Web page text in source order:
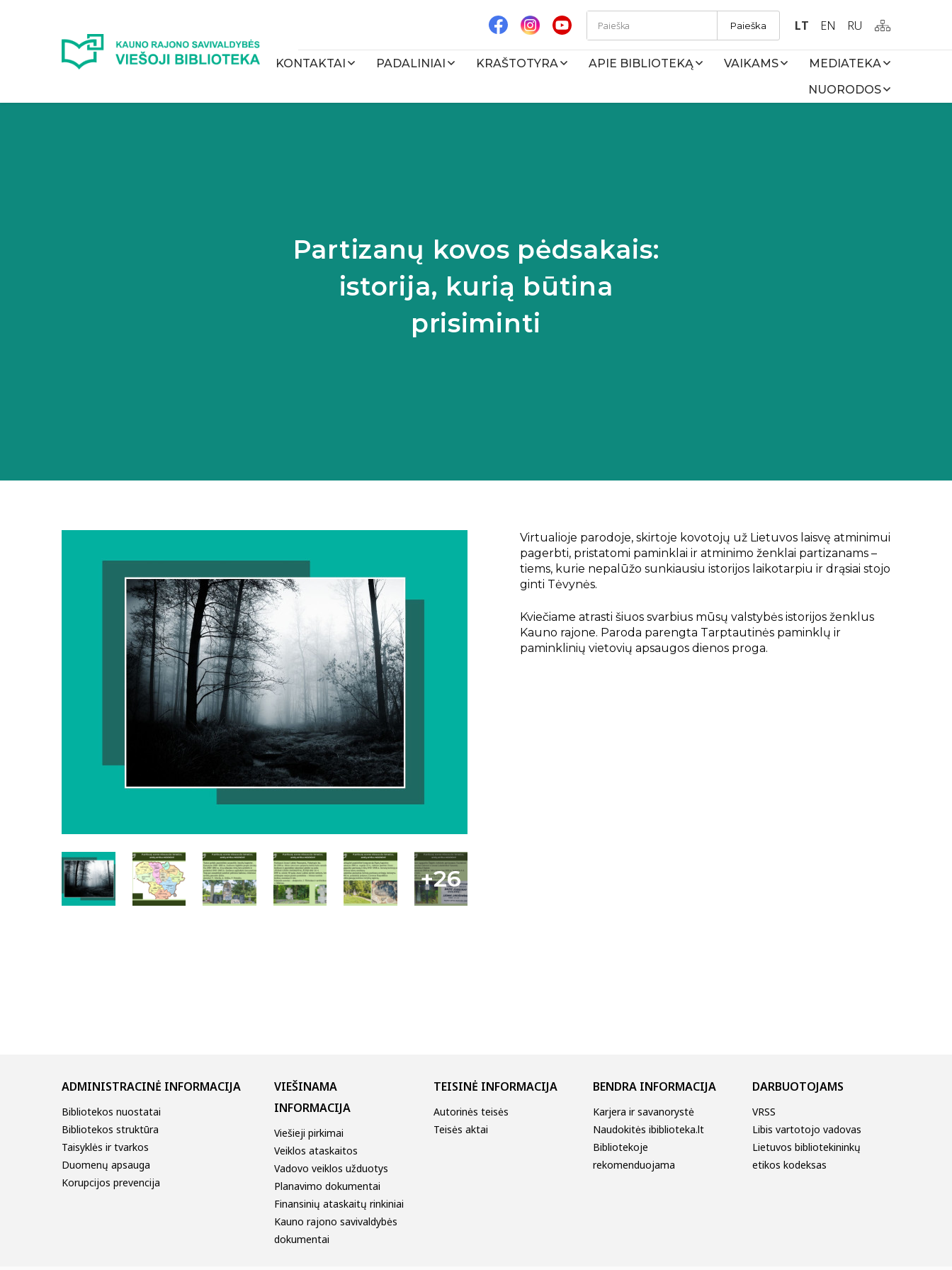
Paieška LT EN RU
KONTAKTAI PADALINIAI KRAŠTOTYRA APIE BIBLIOTEKĄ VAIKAMS
MEDIATEKA
NUORODOS
Partizanų kovos pėdsakais:
istorija, kurią būtina
prisiminti
+26
Virtualioje parodoje, skirtoje kovotojų už Lietuvos laisvę atminimui
pagerbti, pristatomi paminklai ir atminimo ženklai partizanams –
tiems, kurie nepalūžo sunkiausiu istorijos laikotarpiu ir drąsiai stojo
ginti Tėvynės.
Kviečiame atrasti šiuos svarbius mūsų valstybės istorijos ženklus
Kauno rajone. Paroda parengta Tarptautinės paminklų ir
paminklinių vietovių apsaugos dienos proga.
ADMINISTRACINĖ INFORMACIJA
Bibliotekos nuostatai
Bibliotekos struktūra
Taisyklės ir tvarkos
Duomenų apsauga
Korupcijos prevencija
VIEŠINAMA
INFORMACIJA
Viešieji pirkimai
Veiklos ataskaitos
Vadovo veiklos užduotys
Planavimo dokumentai
Finansinių ataskaitų rinkiniai
Kauno rajono savivaldybės
dokumentai
TEISINĖ INFORMACIJA
Autorinės teisės
Teisės aktai
BENDRA INFORMACIJA
Karjera ir savanorystė
Naudokitės ibiblioteka.lt
Bibliotekoje
rekomenduojama
DARBUOTOJAMS
VRSS
Libis vartotojo vadovas
Lietuvos bibliotekininkų
etikos kodeksas